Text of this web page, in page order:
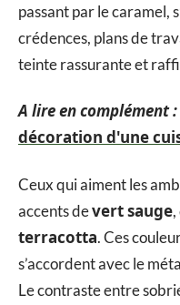
passant par le caramel,
crédences, plans de
teinte rassurante et
A lire en complément :
décoration d'une
Ceux qui aiment les
accents devert sauge
terracotta. Ces
s’accordent avec le
Le contraste entre